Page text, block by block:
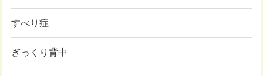
すべり症
ぎっくり背中